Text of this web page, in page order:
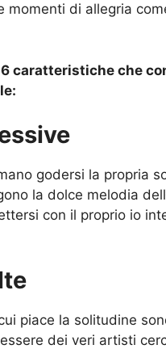
momenti di allegria
caratteristiche che
godersi la propria
la dolce melodia
con il proprio io
piace la solitudine
dei veri artisti